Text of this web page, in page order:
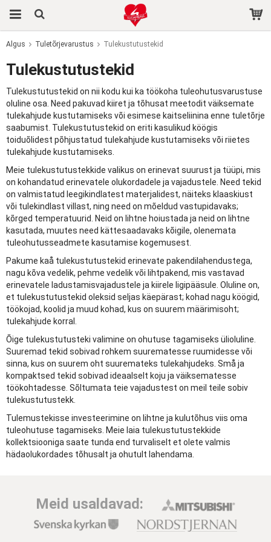
Algus Tuletõrjevarustus Tulekustutustekid
Tulekustutustekid
Tulekustutustekid on nii kodu kui ka töökoha tuleohutusvarustuse
oluline osa. Need pakuvad kiiret ja tõhusat meetodit väiksemate
tulekahjude kustutamiseks või esimese kaitseliinina enne tuletõrje
saabumist. Tulekustutustekid on eriti kasulikud köögis
toiduõlidest põhjustatud tulekahjude kustutamiseks või riietes
tulekahjude kustutamiseks.
Meie tulekustutustekkide valikus on erinevat suurust ja tüüpi, mis
on kohandatud erinevatele olukordadele ja vajadustele. Need tekid
on valmistatud leegikindlatest materjalidest, näiteks klaaskiust
või tulekindlast villast, ning need on mõeldud vastupidavaks;
kõrged temperatuurid. Neid on lihtne hoiustada ja neid on lihtne
kasutada, muutes need kättesaadavaks kõigile, olenemata
tuleohutusseadmete kasutamise kogemusest.
Pakume kaå tulekustutustekid erinevate pakendilahendustega,
nagu kõva vedelik, pehme vedelik või lihtpakend, mis vastavad
erinevatele ladustamisvajadustele ja kiirele ligipääsule. Oluline on,
et tulekustutustekid oleksid seljas käepärast; kohad nagu köögid,
töökojad, koolid ja muud kohad, kus on suurem määrimisoht;
tulekahjude korral.
Õige tulekustutusteki valimine on ohutuse tagamiseks ülioluline.
Suuremad tekid sobivad rohkem suurematesse ruumidesse või
sinna, kus on suurem oht suuremateks tulekahjudeks. Små ja
kompaktsed tekid sobivad ideaalselt koju ja väiksematesse
töökohtadesse. Sõltumata teie vajadustest on meil teile sobiv
tulekustutustekk.
Tulemustekisse investeerimine on lihtne ja kulutõhus viis oma
tuleohutuse tagamiseks. Meie laia tulekustutustekkide
kollektsiooniga saate tunda end turvaliselt et olete valmis
hädaolukordades tõhusalt ja ohutult lahendama.
Meid usaldavad: